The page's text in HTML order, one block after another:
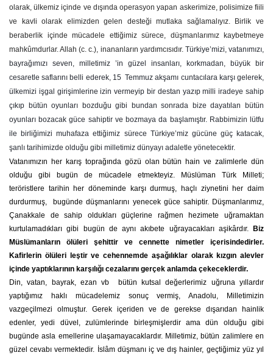
olarak, ülkemiz içinde ve dışında operasyon yapan askerimize, polisimize fiili
ve kavli olarak elimizden gelen desteği mutlaka sağlamalıyız. Birlik ve
beraberlik içinde mücadele ettiğimiz sürece, düşmanlarımız kaybetmeye
mahkûmdurlar. Allah (c. c.), inananların yardımcısıdır. Türkiye’mizi, vatanımızı,
bayrağımızı seven, milletimiz ’in güzel insanları, korkmadan, büyük bir
cesaretle saflarını belli ederek, 15 Temmuz akşamı cuntacılara karşı gelerek,
ülkemizi işgal girişimlerine izin vermeyip bir destan yazıp milli iradeye sahip
çıkıp bütün oyunları bozduğu gibi bundan sonrada bize dayatılan bütün
oyunları bozacak güce sahiptir ve bozmaya da başlamıştır. Rabbimizin lütfu
ile birliğimizi muhafaza ettiğimiz sürece Türkiye’miz gücüne güç katacak,
şanlı tarihimizde olduğu gibi milletimiz dünyayı adaletle yönetecektir.
Vatanımızın her karış toprağında gözü olan bütün hain ve zalimlerle dün
olduğu gibi bugün de mücadele etmekteyiz. Müslüman Türk Milleti;
teröristlere tarihin her döneminde karşı durmuş, haçlı ziynetini her daim
durdurmuş, bugünde düşmanlarını yenecek güce sahiptir. Düşmanlarımız,
Çanakkale de sahip oldukları güçlerine rağmen hezimete uğramaktan
kurtulamadıkları gibi bugün de aynı akıbete uğrayacakları aşikârdır.
Biz
Müslümanların ölüleri şehittir ve cennette nimetler içerisindedirler.
Kafirlerin ölüleri leştir ve cehennemde aşağılıklar olarak kızgın alevler
içinde yaptıklarının karşılığı cezalarını gerçek anlamda çekeceklerdir.
Din, vatan, bayrak, ezan vb bütün kutsal değerlerimiz uğruna yıllardır
yaptığımız haklı mücadelemiz sonuç vermiş, Anadolu, Milletimizin
vazgeçilmezi olmuştur. Gerek içeriden ve de gerekse dışarıdan hainlik
edenler, yedi düvel, zulümlerinde birleşmişlerdir ama dün olduğu gibi
bugünde asla emellerine ulaşamayacaklardır. Milletimiz, bütün zalimlere en
güzel cevabı vermektedir. İslâm düşmanı iç ve dış hainler, geçtiğimiz yüz yıl